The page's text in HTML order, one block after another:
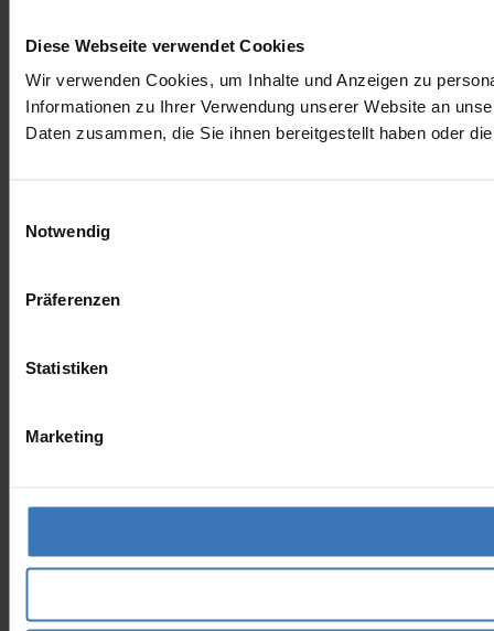
Diese Webseite verwendet Cookies
Wir verwenden Cookies, um Inhalte und Anzeigen zu
Informationen zu Ihrer Verwendung unserer Website an
Daten zusammen, die Sie ihnen bereitgestellt haben oder
Notwendig
Präferenzen
Statistiken
Marketing